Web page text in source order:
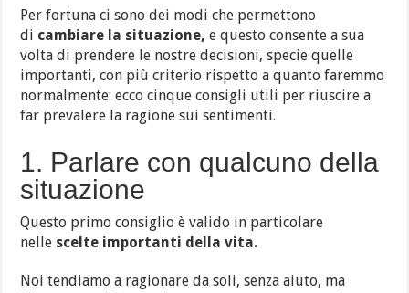
Per fortuna ci sono dei modi che permettono
di cambiare la situazione,e questo consente a sua
volta di prendere le nostre decisioni, specie quelle
importanti, con più criterio rispetto a quanto faremmo
normalmente: ecco cinque consigli utili per riuscire a
far prevalere la ragione sui sentimenti.
1. Parlare con qualcuno della
situazione
Questo primo consiglio è valido in particolare
nelle scelte importanti della vita.
Noi tendiamo a ragionare da soli, senza aiuto, ma